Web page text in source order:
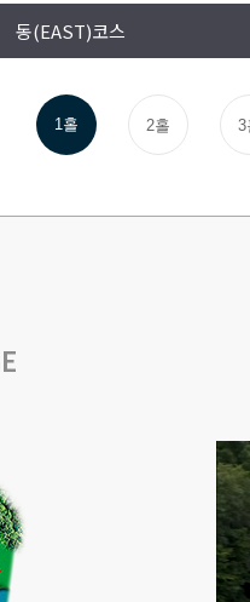
동(EAST)코스
1홀 2홀 3